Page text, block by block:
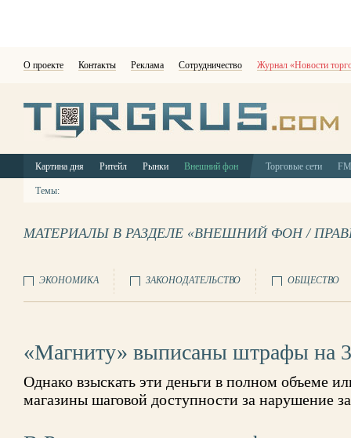
О проекте Контакты Реклама Сотрудничество Журнал «Новости
Картина дня Ритейл Рынки Внешний фон Торговые сети
Темы:
МАТЕРИАЛЫ В РАЗДЕЛЕ «ВНЕШНИЙ ФОН /
ЭКОНОМИКА ЗАКОНОДАТЕЛЬСТВО ОБЩЕСТВО
«Магниту» выписаны штрафы на
Однако взыскать эти деньги в полном объеме
магазины шаговой доступности за нарушение